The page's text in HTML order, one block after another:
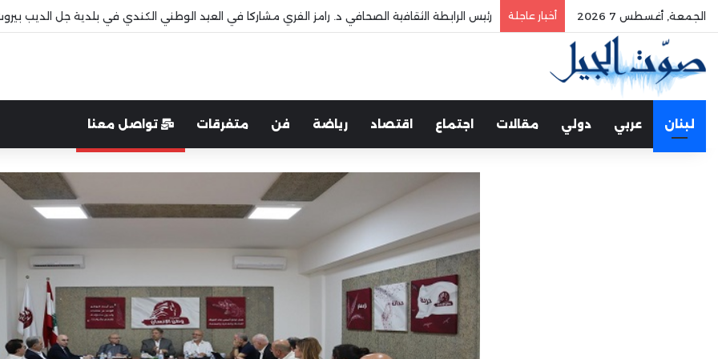
الجمعة, أغسطس 7 2026 أخبار عاجلة الفري يستقبل نقيب موظفي قاديشا
لبنان عربي دولي مقالات اجتماع اقتصاد رياضة فن متفرقات تواصل معنا